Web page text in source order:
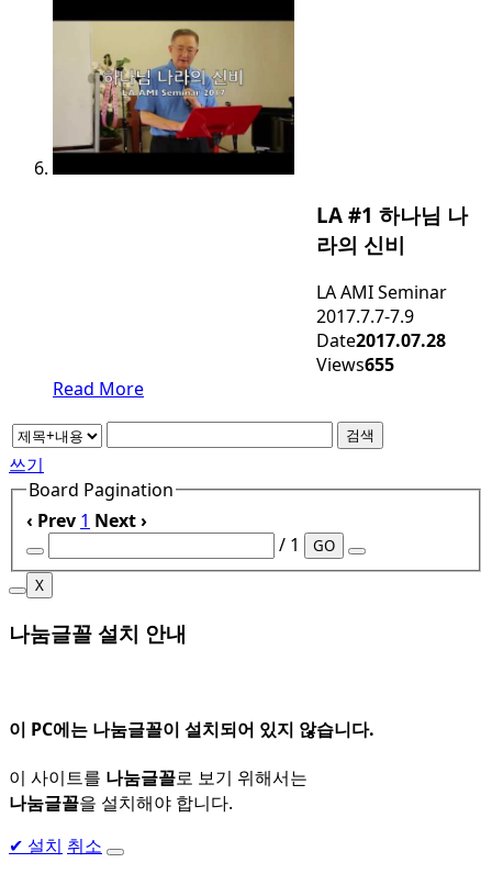
LA #1 하나님 나
라의 신비
LA AMI Seminar
2017.7.7-7.9
Date2017.07.28
Views655
Read More
검색
쓰기
Board Pagination
‹ Prev 1 Next ›
/ 1
GO
X
나눔글꼴 설치 안내
이 PC에는 나눔글꼴이 설치되어 있지 않습니다.
이 사이트를 나눔글꼴로 보기 위해서는
나눔글꼴을 설치해야 합니다.
✔ 설치 취소